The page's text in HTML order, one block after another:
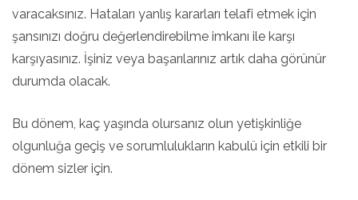
varacaksınız. Hataları yanlış kararları telafi etmek için
şansınızı doğru değerlendirebilme imkanı ile karşı
karşıyasınız. İşiniz veya başarılarınız artık daha görünür
durumda olacak.
Bu dönem, kaç yaşında olursanız olun yetişkinliğe
olgunluğa geçiş ve sorumlulukların kabulü için etkili bir
dönem sizler için.